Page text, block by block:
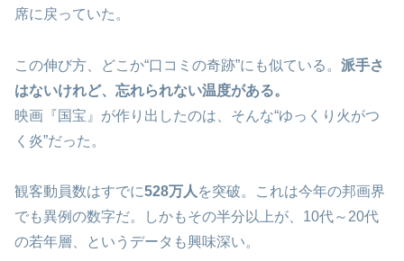
席に戻っていた。
この伸び方、どこか“口コミの奇跡”にも似ている。 派手さ
はないけれど、忘れられない温度がある。
映画『国宝』が作り出したのは、そんな“ゆっくり火がつ
く炎”だった。
観客動員数はすでに528万人 を突破。これは今年の邦画界
でも異例の数字だ。しかもその半分以上が、10代～20代
の若年層、というデータも興味深い。